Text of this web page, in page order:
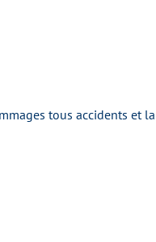
tous accidents et la